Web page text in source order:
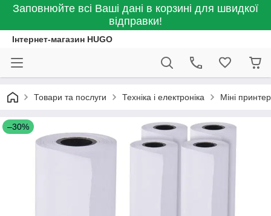
Заповнюйте всі Ваші дані в корзині для швидкої
відправки!
Інтернет-магазин HUGO
Товари та послуги Техніка і електроніка Міні
–30%